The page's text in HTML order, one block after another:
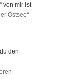
von mir ist
Ostsee“
den